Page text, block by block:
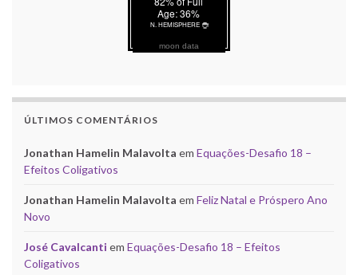
moon data
ÚLTIMOS COMENTÁRIOS
Jonathan Hamelin Malavolta em Equações-Desafio 18 –
Efeitos Coligativos
Jonathan Hamelin Malavolta em Feliz Natal e Próspero Ano
Novo
José Cavalcanti em Equações-Desafio 18 – Efeitos
Coligativos